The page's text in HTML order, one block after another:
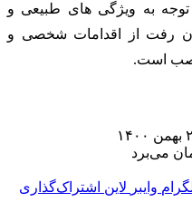
به ویژگی های طبیعی و
رفت از اقدامات شخصی و
است.
وایبر لاین اشتراک‌گذاری